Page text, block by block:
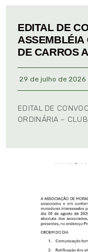
EDITAL DE
ASSEMBLÉIA
DE CARROS
29 de julho de 2026
EDITAL DE
ORDINÁRIA –